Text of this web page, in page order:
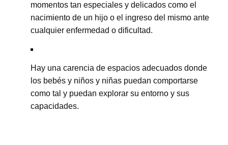
momentos tan especiales y delicados como el
nacimiento de un hijo o el ingreso del mismo ante
cualquier enfermedad o dificultad.
Hay una carencia de espacios adecuados donde
los bebés y niños y niñas puedan comportarse
como tal y puedan explorar su entorno y sus
capacidades.